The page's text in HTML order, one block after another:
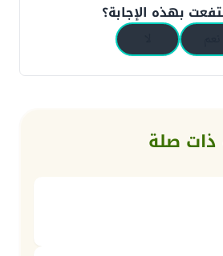
بهذه الإجابة؟
صلة